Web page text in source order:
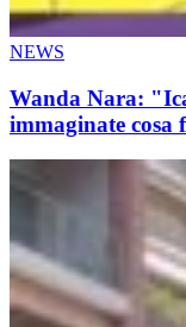
NEWS
Wanda Nara:
immaginate cosa